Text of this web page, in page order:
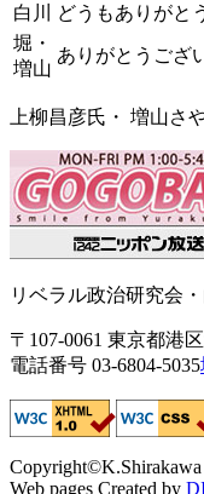
白川
どうもありがと
堀・
増山
ありがとうござ
上柳昌彦氏・ 増山さ
リベラル政治研究会
〒107-0061 東京都港
電話番号 03-6804-5035
Web pages Created by